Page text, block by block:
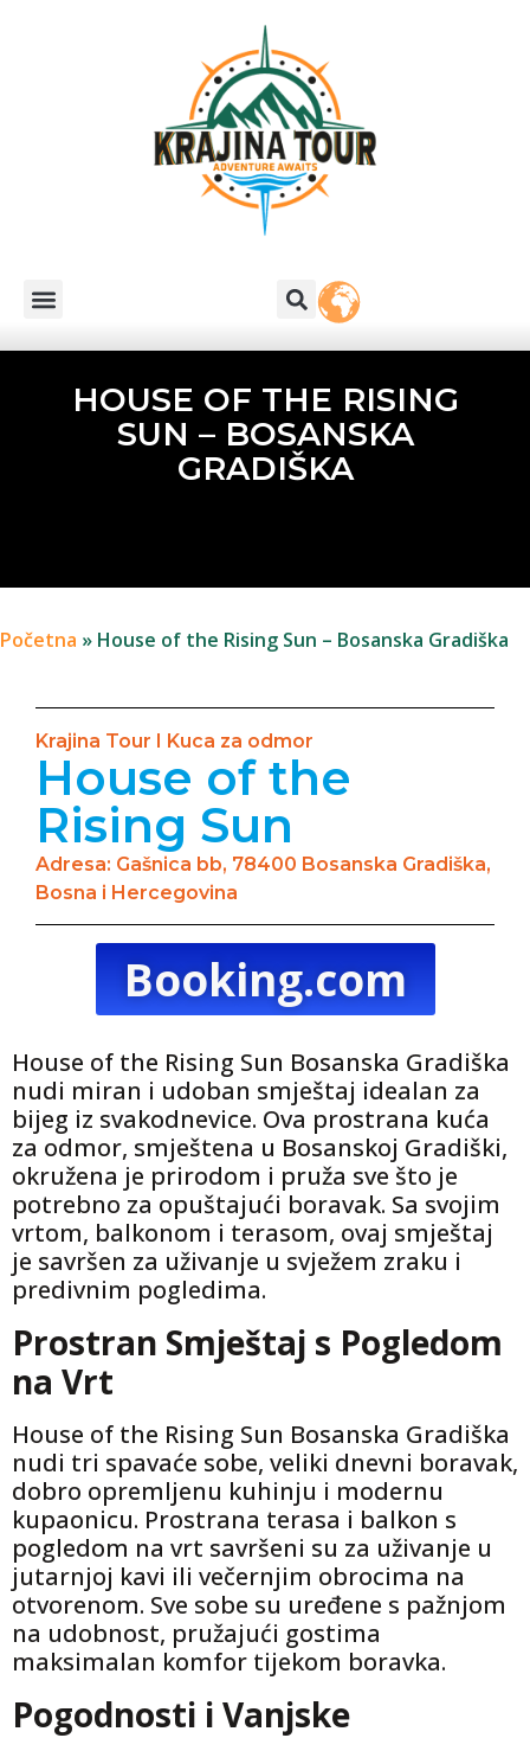
HOUSE OF THE RISING
SUN – BOSANSKA
GRADIŠKA
Početna » House of the Rising Sun – Bosanska Gradiška
Krajina Tour I Kuca za odmor
House of the
Rising Sun
Adresa: Gašnica bb, 78400 Bosanska Gradiška,
Bosna i Hercegovina
Booking.com
House of the Rising Sun Bosanska Gradiška
nudi miran i udoban smještaj idealan za
bijeg iz svakodnevice. Ova prostrana kuća
za odmor, smještena u Bosanskoj Gradiški,
okružena je prirodom i pruža sve što je
potrebno za opuštajući boravak. Sa svojim
vrtom, balkonom i terasom, ovaj smještaj
je savršen za uživanje u svježem zraku i
predivnim pogledima.
Prostran Smještaj s Pogledom
na Vrt
House of the Rising Sun Bosanska Gradiška
nudi tri spavaće sobe, veliki dnevni boravak,
dobro opremljenu kuhinju i modernu
kupaonicu. Prostrana terasa i balkon s
pogledom na vrt savršeni su za uživanje u
jutarnjoj kavi ili večernjim obrocima na
otvorenom. Sve sobe su uređene s pažnjom
na udobnost, pružajući gostima
maksimalan komfor tijekom boravka.
Pogodnosti i Vanjske